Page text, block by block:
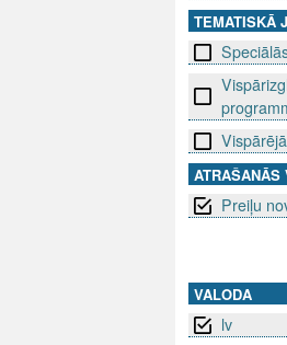
TEMATISKĀ
ATRAŠANĀS
Preiļu
VALODA
lv